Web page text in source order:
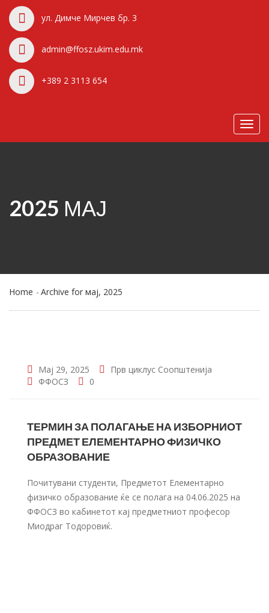
ул. Димче Мирчев бр. 3
admin@ffosz.ukim.edu.mk
+389 2 3113 654
2025 МАЈ
Home Archive for мај, 2025
Мај 29, 2025 Прв циклус Соопштенија
ФФОСЗ
0
ТЕРМИН ЗА ПОЛАГАЊЕ НА ИЗБОРНИОТ
ПРЕДМЕТ ЕЛЕМЕНТАРНО ФИЗИЧКО
ОБРАЗОВАНИЕ
Почитувани студенти, Предметот Елементарно
физичко образование ќе се полага на 04.06.2025 на
ФФОСЗ во кабинетот кај предметниот професор
Миодраг Тодоровиќ.